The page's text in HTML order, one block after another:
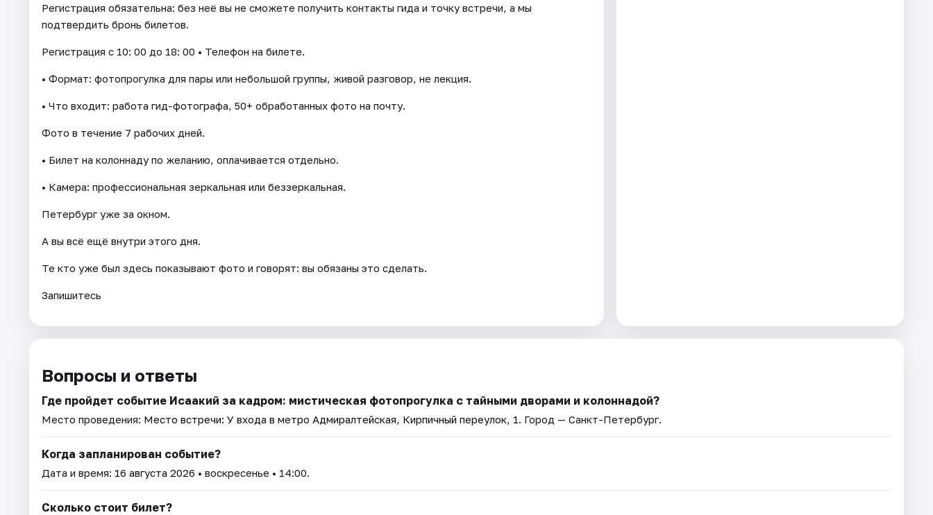
Регистрация обязательна: без неё вы не сможете получить контакты гида и точку встречи, а мы
подтвердить бронь билетов.
Регистрация с 10: 00 до 18: 00 • Телефон на билете.
• Формат: фотопрогулка для пары или небольшой группы, живой разговор, не лекция.
• Что входит: работа гид-фотографа, 50+ обработанных фото на почту.
Фото в течение 7 рабочих дней.
• Билет на колоннаду по желанию, оплачивается отдельно.
• Камера: профессиональная зеркальная или беззеркальная.
Петербург уже за окном.
А вы всё ещё внутри этого дня.
Те кто уже был здесь показывают фото и говорят: вы обязаны это сделать.
Запишитесь
Вопросы и ответы
Где пройдет событие Исаакий за кадром: мистическая фотопрогулка с тайными дворами и колоннадой?
Место проведения: Место встречи: У входа в метро Адмиралтейская, Кирпичный переулок, 1. Город — Санкт-Петербург.
Когда запланирован событие?
Дата и время: 16 августа 2026 • воскресенье • 14:00.
Сколько стоит билет?